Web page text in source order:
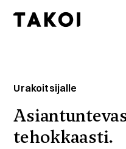
Toggle navigation
Urakoitsijalle
tehokkaasti.